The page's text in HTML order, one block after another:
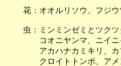
花：オオルリソウ、フジ
虫：ミンミンゼミとツク
コオニヤンマ、ニイニ
アカハナカミキリ、カ
クロイトトンボ、アメ